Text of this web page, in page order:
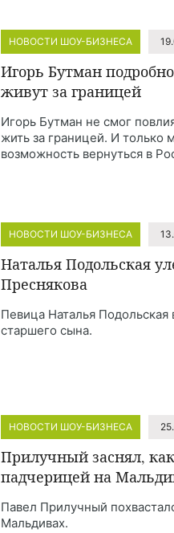
НОВОСТИ ШОУ-БИЗНЕСА
Игорь Бутман
живут за границей
Игорь Бутман не смог
жить за границей. И только
возможность вернуться в
НОВОСТИ ШОУ-БИЗНЕСА
Наталья Подольская
Преснякова
Певица Наталья Подольская
старшего сына.
НОВОСТИ ШОУ-БИЗНЕСА
Прилучный заснял,
падчерицей на
Павел Прилучный
Мальдивах.